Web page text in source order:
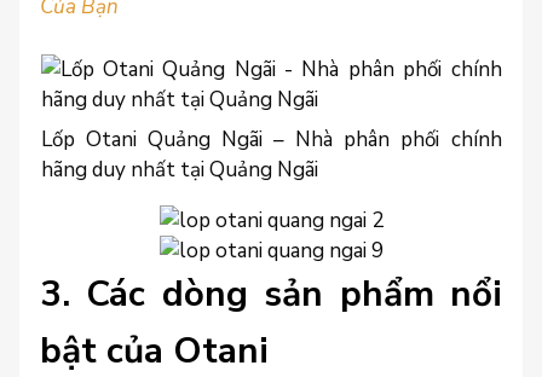
Của Bạn
Lốp Otani Quảng Ngãi – Nhà phân phối chính
hãng duy nhất tại Quảng Ngãi
3. Các dòng sản phẩm nổi
bật của Otani